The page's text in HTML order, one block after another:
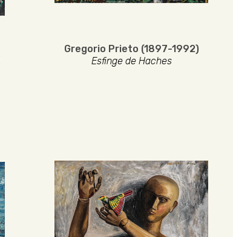
Gregorio Prieto (1897-1992)
Esfinge de Haches